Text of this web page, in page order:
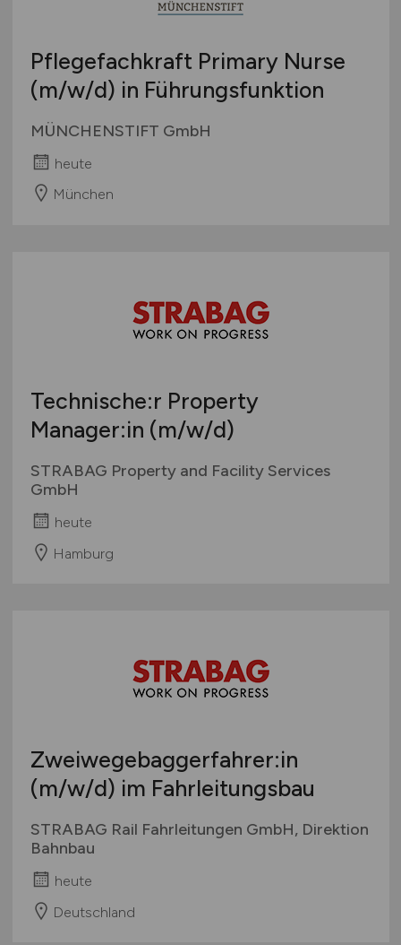
Pflegefachkraft Primary Nurse
(m/w/d) in Führungsfunktion
MÜNCHENSTIFT GmbH
heute
München
Technische:r Property
Manager:in (m/w/d)
STRABAG Property and Facility Services
GmbH
heute
Hamburg
Zweiwegebaggerfahrer:in
(m/w/d) im Fahrleitungsbau
STRABAG Rail Fahrleitungen GmbH, Direktion
Bahnbau
heute
Deutschland